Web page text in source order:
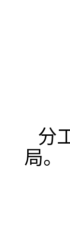
分
局。